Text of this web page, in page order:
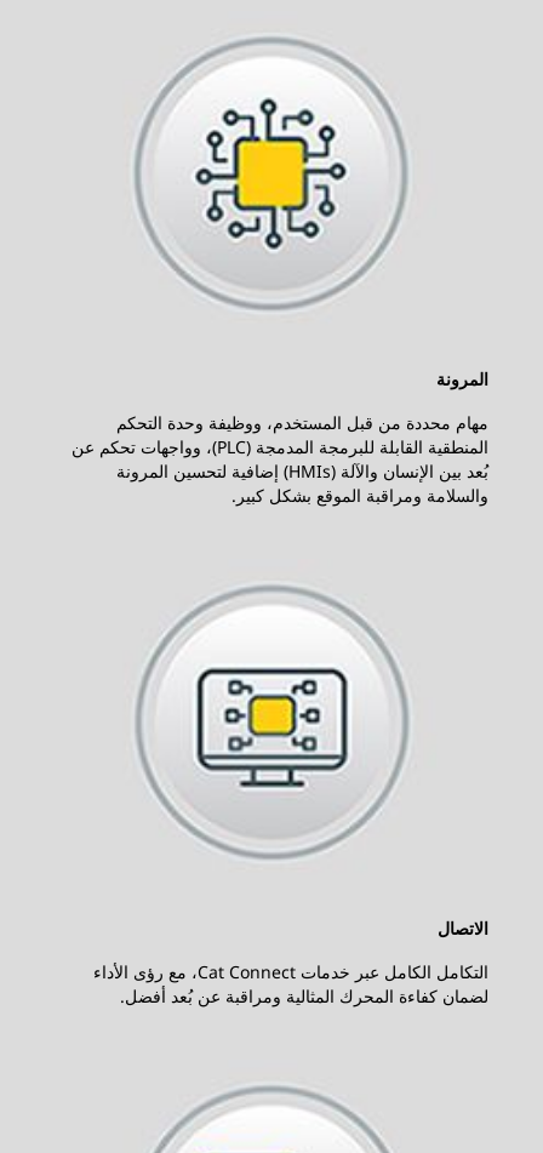
المرونة
مهام محددة من قبل المستخدم، ووظيفة وحدة التحكم
المنطقية القابلة للبرمجة المدمجة (PLC)، وواجهات تحكم عن
بُعد بين الإنسان والآلة (HMIs) إضافية لتحسين المرونة
والسلامة ومراقبة الموقع بشكل كبير.
الاتصال
التكامل الكامل عبر خدمات Cat Connect، مع رؤى الأداء
لضمان كفاءة المحرك المثالية ومراقبة عن بُعد أفضل.